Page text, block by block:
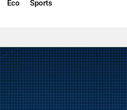
Eco Sports